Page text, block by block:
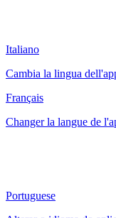
Italiano
Cambia la lingua
Français
Changer la langue de
Portuguese